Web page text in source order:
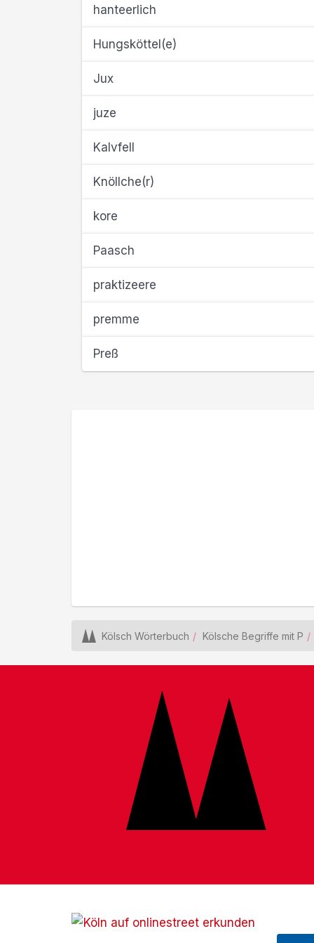
hanteerlich
Hungsköttel(e)
Jux
juze
Kalvfell
Knöllche(r)
kore
Paasch
praktizeere
premme
Preß
Kölsch Wörterbuch Kölsche Begriffe mit P